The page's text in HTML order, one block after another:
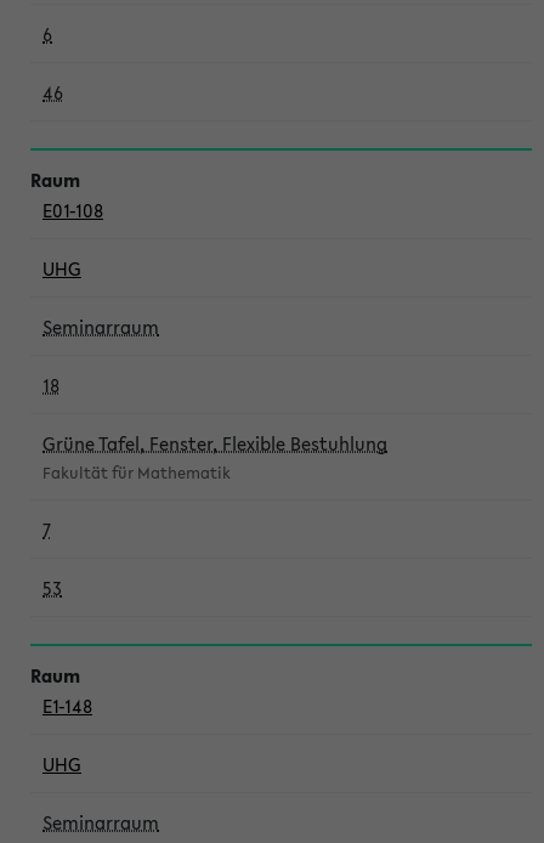
6
46
E01-108
UHG
Seminarraum
18
Grüne Tafel, Fenster, Flexible Bestuhlung
Fakultät für Mathematik
7
53
E1-148
UHG
Seminarraum